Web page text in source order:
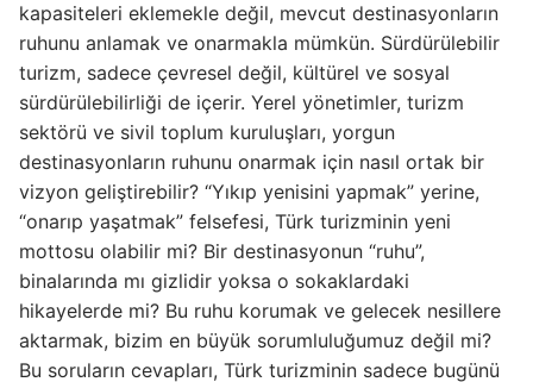
kapasiteleri eklemekle değil, mevcut destinasyonların
ruhunu anlamak ve onarmakla mümkün. Sürdürülebilir
turizm, sadece çevresel değil, kültürel ve sosyal
sürdürülebilirliği de içerir. Yerel yönetimler, turizm
sektörü ve sivil toplum kuruluşları, yorgun
destinasyonların ruhunu onarmak için nasıl ortak bir
vizyon geliştirebilir? “Yıkıp yenisini yapmak” yerine,
“onarıp yaşatmak” felsefesi, Türk turizminin yeni
mottosu olabilir mi? Bir destinasyonun “ruhu”,
binalarında mı gizlidir yoksa o sokaklardaki
hikayelerde mi? Bu ruhu korumak ve gelecek nesillere
aktarmak, bizim en büyük sorumluluğumuz değil mi?
Bu soruların cevapları, Türk turizminin sadece bugünü